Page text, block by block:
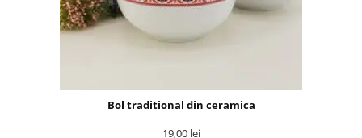
Bol traditional din ceramica
19,00 lei